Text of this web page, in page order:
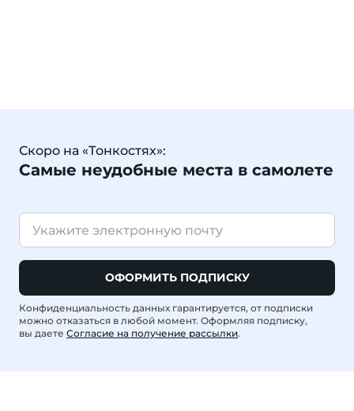
Скоро на «Тонкостях»:
Самые неудобные места в самолете
ОФОРМИТЬ ПОДПИСКУ
Конфиденциальность данных гарантируется, от подписки
можно отказаться в любой момент. Оформляя подписку,
вы даете Согласие на получение рассылки.